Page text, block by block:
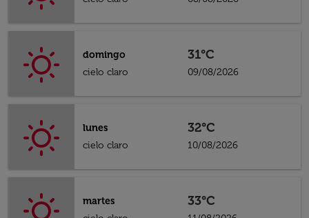
domingo
cielo claro
31°C
09/08/2026
lunes
cielo claro
32°C
10/08/2026
martes
33°C